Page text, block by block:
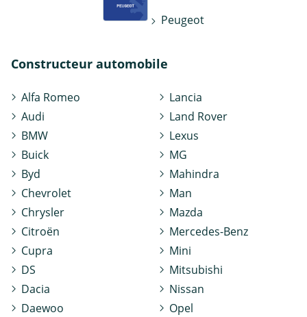
Peugeot
Constructeur automobile
Alfa Romeo
Audi
BMW
Buick
Byd
Chevrolet
Chrysler
Citroën
Cupra
DS
Dacia
Daewoo
Lancia
Land Rover
Lexus
MG
Mahindra
Man
Mazda
Mercedes-Benz
Mini
Mitsubishi
Nissan
Opel